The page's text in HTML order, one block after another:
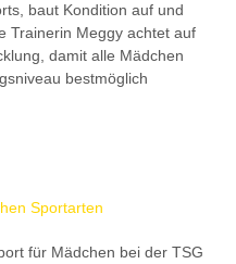
baut Kondition auf und
Trainerin Meggy achtet auf
damit alle Mädchen
bestmöglich
für Mädchen bei der TSG